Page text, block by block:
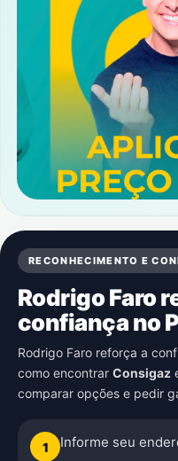
RECONHECIMENTO E
Rodrigo Faro
confiança no
Rodrigo Faro reforça a
como encontrar Consigaz
comparar opções e pedir
1 Informe seu